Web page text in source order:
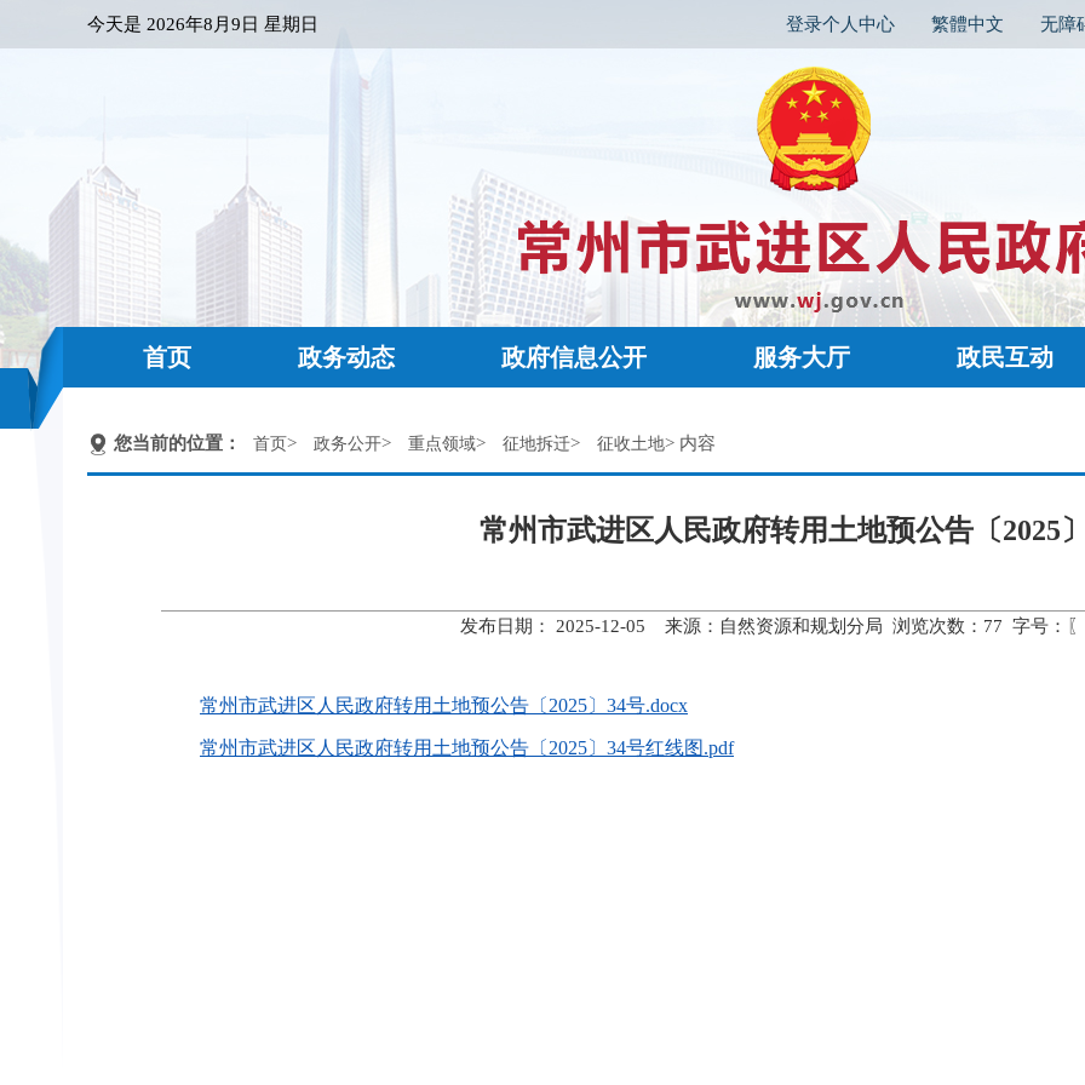
今天是 2026年8月9日 星期日 登录个人中心 繁體中文 无障
首页 政务动态 政府信息公开 服务大厅 政民互动
您当前的位置： 首页> 政务公开> 重点领域> 征地拆迁> 征收土地> 内容
常州市武进区人民政府转用土地预公告〔2025
发布日期： 2025-12-05 来源：自然资源和规划分局 浏览次数： 77 字号：〖
常州市武进区人民政府转用土地预公告〔2025〕34号.docx
常州市武进区人民政府转用土地预公告〔2025〕34号红线图.pdf